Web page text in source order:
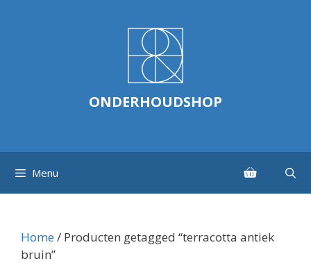
ONDERHOUDSHOP
Menu
Home/ Producten getagged “terracotta antiek
bruin”